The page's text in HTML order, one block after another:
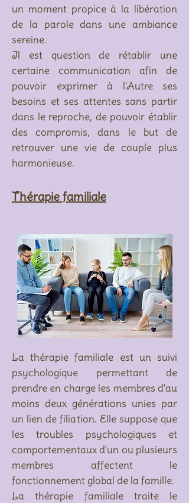
un moment propice à la libération
de la parole dans une ambiance
sereine.
Il est question de rétablir une
certaine communication afin de
pouvoir exprimer à l'Autre ses
besoins et ses attentes sans partir
dans le reproche, de pouvoir établir
des compromis, dans le but de
retrouver une vie de couple plus
harmonieuse.
Thérapie familiale
La t​hérapie familiale est un suivi
psychologique permettant de
prendre en charge les membres d'au
moins deux générations unies par
un lien de filiation. Elle suppose que
les troubles psychologiques et
comportementaux d'un ou plusieurs
membres affectent le
fonctionnement global de la famille.
La thérapie familiale traite le